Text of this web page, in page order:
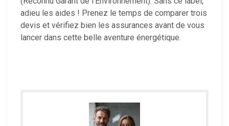
adieu les aides ! Prenez le temps de comparer trois
devis et vérifiez bien les assurances avant de vous
lancer dans cette belle aventure énergétique.